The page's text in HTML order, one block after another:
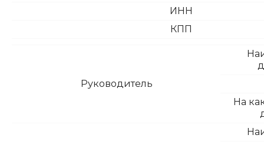
ИНН
КПП
Руководитель
На